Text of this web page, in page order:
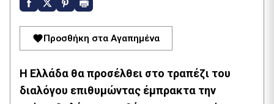
Προσθήκη στα Αγαπημένα
Η Ελλάδα θα προσέλθει στο τραπέζι του
διαλόγου επιθυμώντας έμπρακτα την